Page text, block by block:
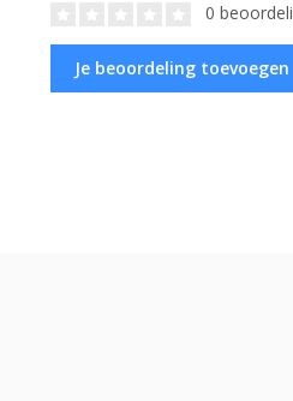
0
Je beoordeling toevoegen